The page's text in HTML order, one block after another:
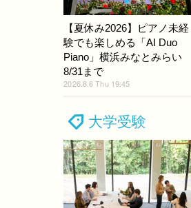
【夏休み2026】ピアノ未経
験でも楽しめる「AI Duo
Piano」横浜みなとみらい
8/31まで
2026.8.6 Thu 19:45
大学受験